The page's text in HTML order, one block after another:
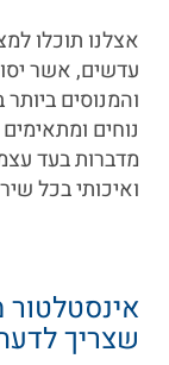
אצלנו תוכלו
עדשים, אשר
והמנוסים
נוחים
מדברות בעד
ואיכותי בכל
שצריך